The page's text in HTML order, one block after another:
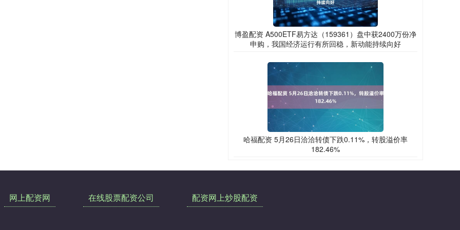
博盈配资 A500ETF易方达（159361）盘中获2400万份净
申购，我国经济运行有所回稳，新动能持续向好
哈福配资 5月26日洽洽转债下跌0.11%，转股溢价率
182.46%
网上配资网 在线股票配资公司 配资网上炒股配资